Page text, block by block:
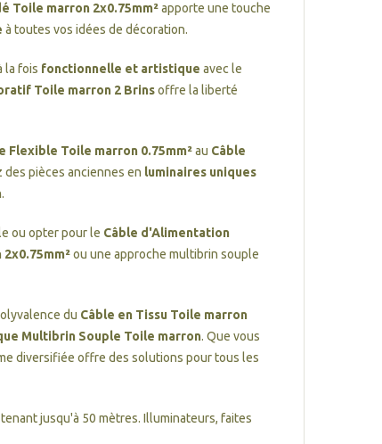
Toile marron 2x0.75mm²apporte une touche
à toutes vos idées de décoration.
la fois fonctionnelle et artistique avec le
Toile marron 2 Brinsoffre la liberté
Flexible Toile marron 0.75mm²au Câble
pièces anciennes en luminaires uniques
.
ou opter pour le Câble d'Alimentation
ou une approche multibrin souple
du Câble en Tissu Toile marron
Multibrin Souple Toile marron. Que vous
diversifiée offre des solutions pour tous les
jusqu'à 50 mètres. Illuminateurs, faites